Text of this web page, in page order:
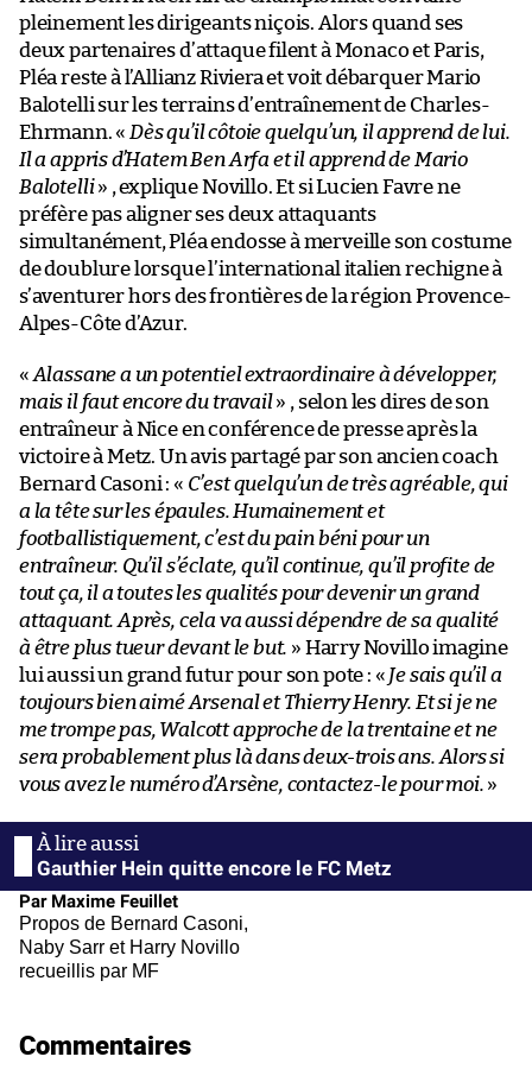
pleinement les dirigeants niçois. Alors quand ses
deux partenaires d’attaque filent à Monaco et Paris,
Pléa reste à l’Allianz Riviera et voit débarquer Mario
Balotelli sur les terrains d’entraînement de Charles-
Ehrmann. « Dès qu’il côtoie quelqu’un, il apprend de lui.
Il a appris d’Hatem Ben Arfa et il apprend de Mario
Balotelli» , explique Novillo. Et si Lucien Favre ne
préfère pas aligner ses deux attaquants
simultanément, Pléa endosse à merveille son costume
de doublure lorsque l’international italien rechigne à
s’aventurer hors des frontières de la région Provence-
Alpes-Côte d’Azur.
« Alassane a un potentiel extraordinaire à développer,
mais il faut encore du travail» , selon les dires de son
entraîneur à Nice en conférence de presse après la
victoire à Metz. Un avis partagé par son ancien coach
Bernard Casoni : « C’est quelqu’un de très agréable, qui
a la tête sur les épaules. Humainement et
footballistiquement, c’est du pain béni pour un
entraîneur. Qu’il s’éclate, qu’il continue, qu’il profite de
tout ça, il a toutes les qualités pour devenir un grand
attaquant. Après, cela va aussi dépendre de sa qualité
à être plus tueur devant le but. » Harry Novillo imagine
lui aussi un grand futur pour son pote : « Je sais qu’il a
toujours bien aimé Arsenal et Thierry Henry. Et si je ne
me trompe pas, Walcott approche de la trentaine et ne
sera probablement plus là dans deux-trois ans. Alors si
vous avez le numéro d’Arsène, contactez-le pour moi. »
Gauthier Hein quitte encore le FC Metz
Par Maxime Feuillet
Propos de Bernard Casoni,
Naby Sarr et Harry Novillo
recueillis par MF
Commentaires